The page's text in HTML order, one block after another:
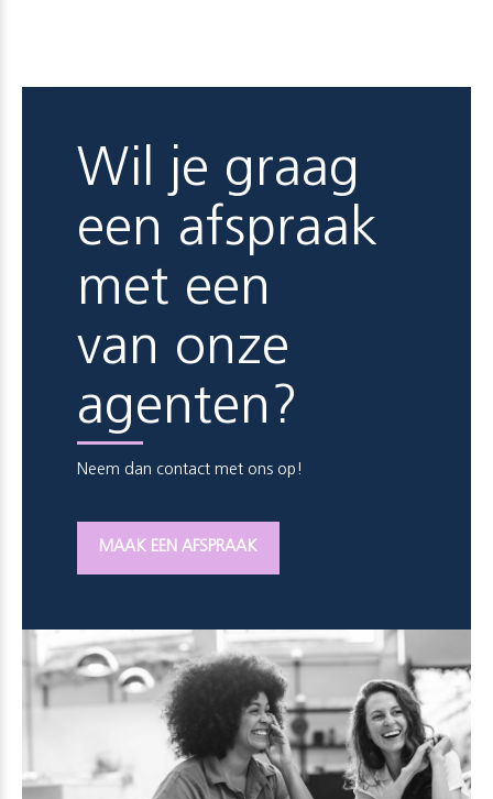
Wil je graag
een afspraak
met een
van onze
agenten?
Neem dan contact met ons op!
MAAK EEN AFSPRAAK